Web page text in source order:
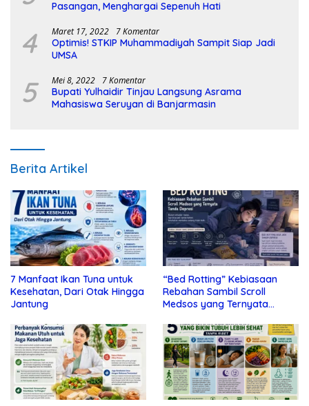
Pasangan, Menghargai Sepenuh Hati
4 Maret 17, 2022 7 Komentar
Optimis! STKIP Muhammadiyah Sampit Siap Jadi
UMSA
5 Mei 8, 2022 7 Komentar
Bupati Yulhaidir Tinjau Langsung Asrama
Mahasiswa Seruyan di Banjarmasin
Berita Artikel
7 Manfaat Ikan Tuna untuk
Kesehatan, Dari Otak Hingga
Jantung
“Bed Rotting” Kebiasaan
Rebahan Sambil Scroll
Medsos yang Ternyata